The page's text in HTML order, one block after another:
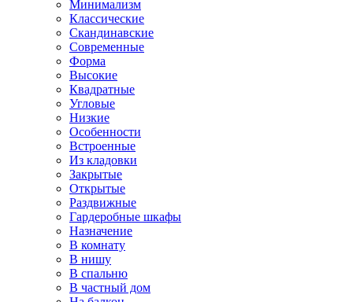
Минимализм
Классические
Скандинавские
Современные
Форма
Высокие
Квадратные
Угловые
Низкие
Особенности
Встроенные
Из кладовки
Закрытые
Открытые
Раздвижные
Гардеробные шкафы
Назначение
В комнату
В нишу
В спальню
В частный дом